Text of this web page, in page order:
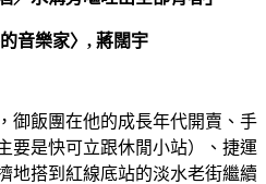
音樂家〉, 蔣闊宇
飯團在他的成長年代開賣、手
要是快可立跟休閒小站）、捷運
地搭到紅線底站的淡水老街繼續